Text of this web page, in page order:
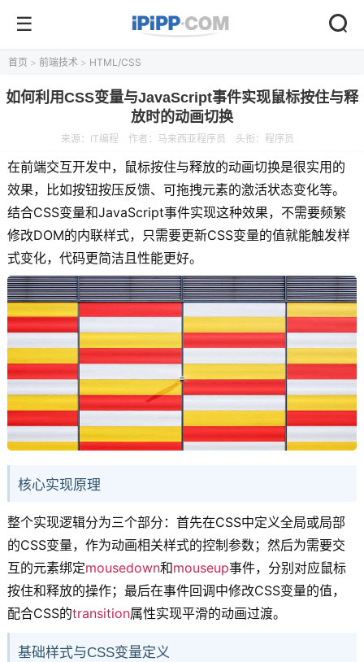
首页 > 前端技术 > HTML/CSS
如何利用CSS变量与JavaScript事件实现鼠标按住与释
放时的动画切换
来源： IT编程 作者：马来西亚程序员 头衔：程序员
在前端交互开发中，鼠标按住与释放的动画切换是很实用的
效果，比如按钮按压反馈、可拖拽元素的激活状态变化等。
结合CSS变量和JavaScript事件实现这种效果，不需要频繁
修改DOM的内联样式，只需要更新CSS变量的值就能触发样
式变化，代码更简洁且性能更好。
核心实现原理
整个实现逻辑分为三个部分：首先在CSS中定义全局或局部
的CSS变量，作为动画相关样式的控制参数；然后为需要交
互的元素绑定mousedown和mouseup事件，分别对应鼠标
按住和释放的操作；最后在事件回调中修改CSS变量的值，
配合CSS的transition属性实现平滑的动画过渡。
基础样式与CSS变量定义